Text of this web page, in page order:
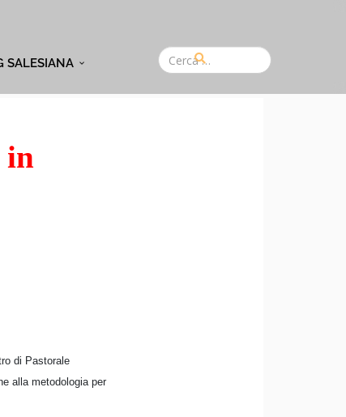
SALESIANA
in
di Pastorale
alla metodologia per